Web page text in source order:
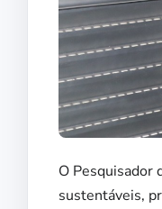
O Pesquisador
sustentáveis,